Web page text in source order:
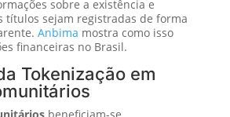
sobre a existência e
títulos sejam registradas de forma
Anbima mostra como isso
financeiras no Brasil.
Tokenização em